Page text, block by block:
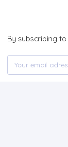
By subscribing